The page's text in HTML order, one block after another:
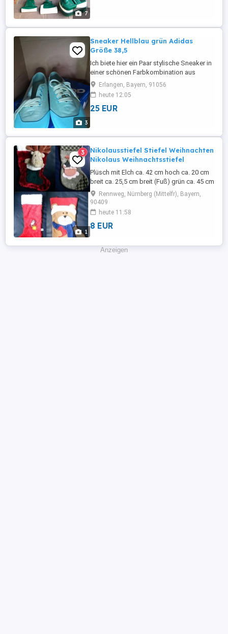
7
3
Sneaker Hellblau grün Adidas
Größe 38,5
Ich biete hier ein Paar stylische Sneaker in
einer schönen Farbkombination aus
Hellblau und grün an. Diese Schuhe sind
perfekt für den Alltag und lassen sich
vielseitig kombinieren. Sie sind aus
robustem Canvas-Material gefertigt und
Zehenkappe ...
Erlangen, Bayern, 91056
heute 12:05
25 EUR
1
3
Nikolausstiefel Stiefel Weihnachten
Nikolaus Weihnachtsstiefel
Plüsch mit Elch ca. 42 cm hoch ca. 20 cm
breit ca. 25,5 cm breit (Fuß) grün ca. 45 cm
hoch ca. 22 cm breit ca. 25 cm breit (Fuß
Plüsch rot mit Nikolaus ca. 45 cm hoch ca.
18 cm breit ca. 24 cm breit (Fuß) Filz Bär
breit (Fuß) Preis: JE Stiefel 8 EUR bei
Rennweg, Nürnberg (Mittelfr), Bayern,
90409
heute 11:58
8 EUR
Anzeigen